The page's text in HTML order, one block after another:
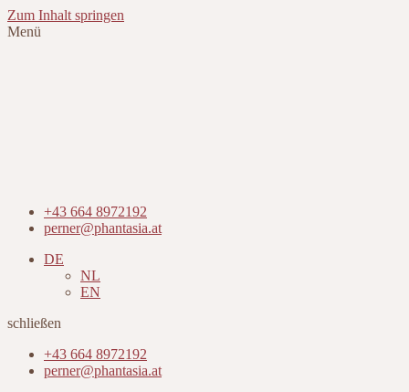
Zum Inhalt springen
Menü
+43 664 8972192
perner@phantasia.at
DE
NL
EN
schließen
+43 664 8972192
perner@phantasia.at